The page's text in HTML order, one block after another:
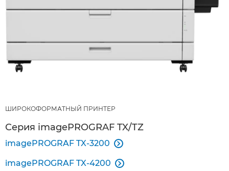
ШИРОКОФОРМАТНЫЙ ПРИНТЕР
Серия imagePROGRAF TX/TZ
imagePROGRAF TX-3200 
imagePROGRAF TX-4200 